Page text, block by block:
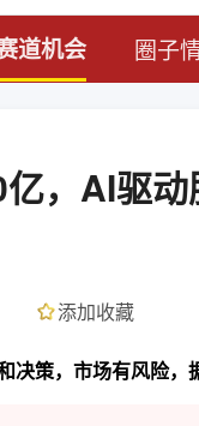
道机会 圈子
，AI驱
添加收藏
策，市场有风险，